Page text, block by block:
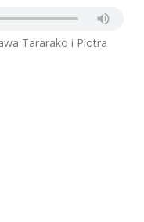
Tararako i Piotra